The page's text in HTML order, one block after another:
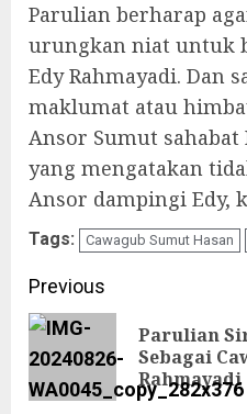
Parulian berharap
urungkan niat untuk
Edy Rahmayadi. Dan
maklumat atau
Ansor Sumut
yang mengatakan
Ansor dampingi Edy,
Tags: Cawagub Sumut Hasan
Continue
Reading
Previous
Parulian
Sebagai
Rahmayadi